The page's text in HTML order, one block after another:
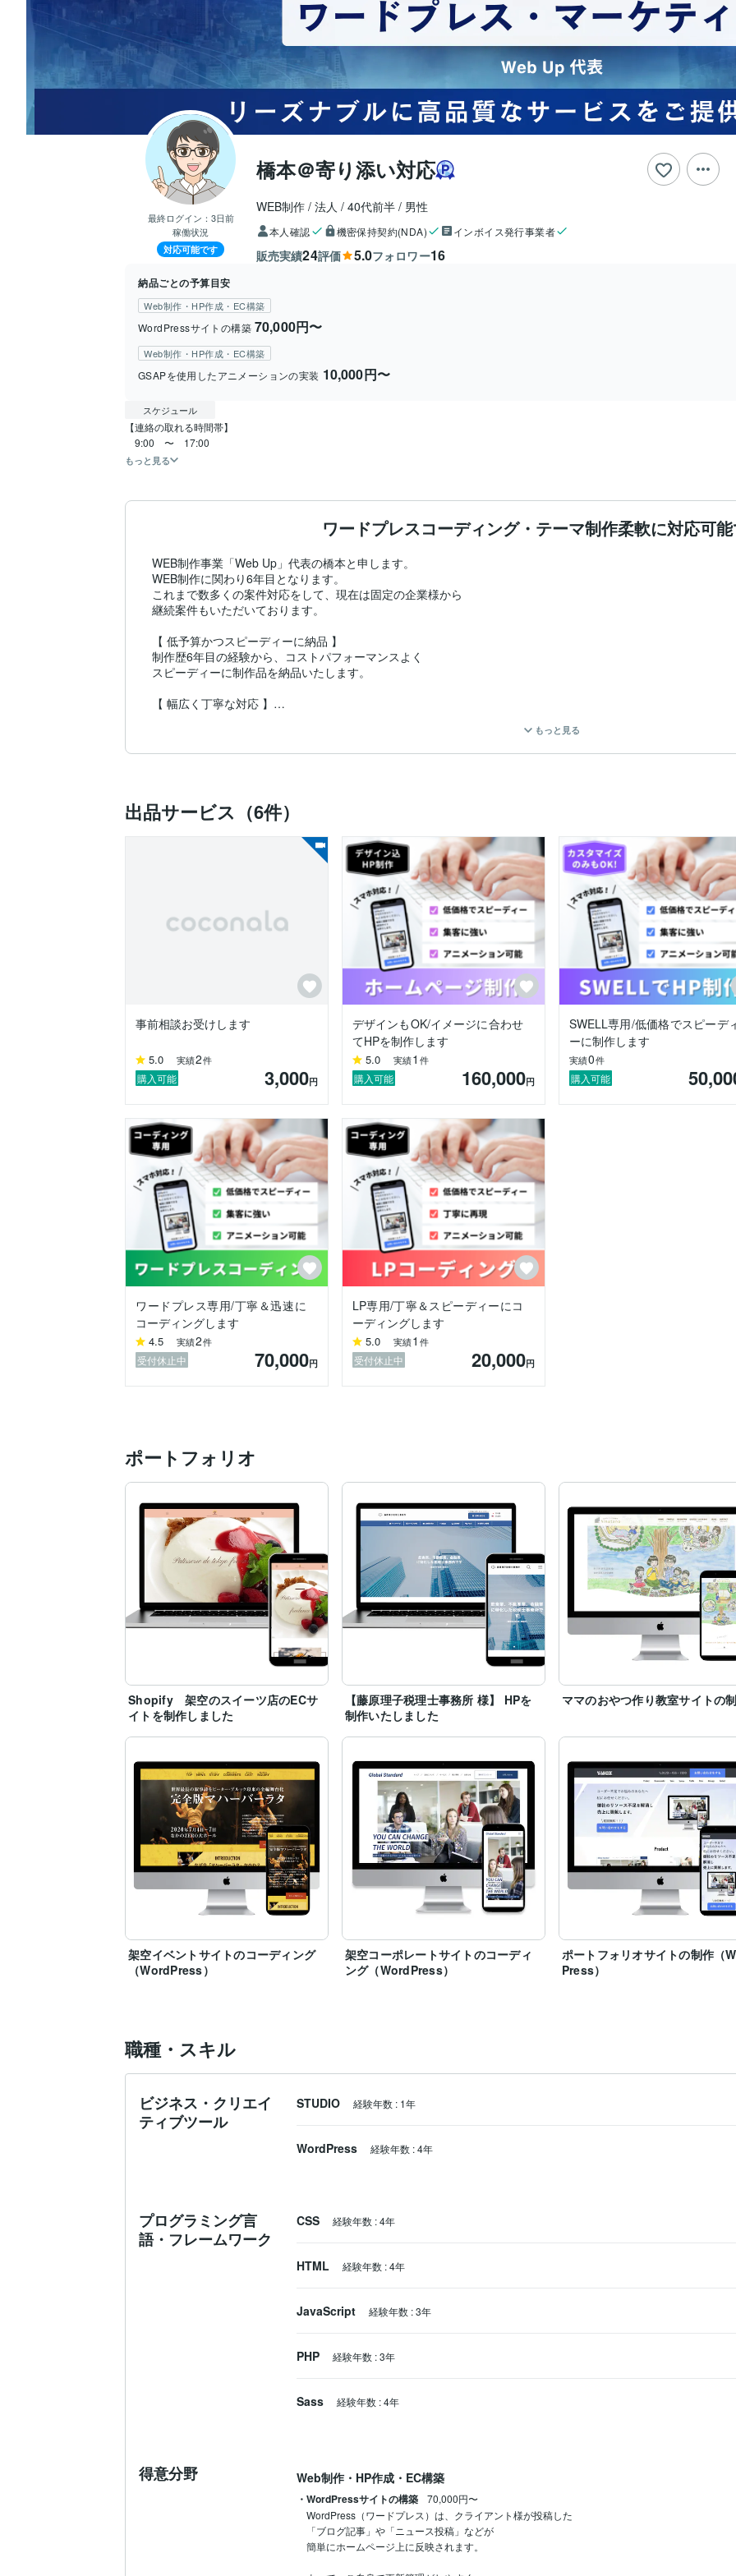
最終ログイン： 3日前
稼働状況
対応可能です
橋本＠寄り添い対応
WEB制作 法人 40代前半 男性
本人確認 機密保持契約(NDA) インボイス発行事業者
販売実績24評価 5.0フォロワー16
納品ごとの予算目安
Web制作・HP作成・EC構築
WordPressサイトの構築 70,000円〜
Web制作・HP作成・EC構築
GSAPを使用したアニメーションの実装 10,000円〜
スケジュール
【連絡の取れる時間帯】
もっと見る
ワードプレスコーディング・テーマ制作柔軟に対応可
WEB制作事業「Web Up」代表の橋本と申します。
WEB制作に関わり6年目となります。
これまで数多くの案件対応をして、現在は固定の企業様から
継続案件もいただいております。
【 低予算かつスピーディーに納品 】
制作歴6年目の経験から、コストパフォーマンスよく
スピーディーに制作品を納品いたします。
【 幅広く丁寧な対応 】
Web知識が無い方にも安心いただけるよう
スクロール時やサイト表示時にふわりと
・HTML/Sass/JavaScript/を使用したコーディング
・サイトリリース後の保守運用サポート
・GSAPを使ったCSSアニメーション
・GSAP
8:00　〜　21:00
連絡は常時チェックしています。
急ぎの案件等もお気軽にご相談ください。
【実績】
・WEB制作歴　6年目
・固定企業様と継続案件
・コーディング案件多数納品
・有料テーマを使用したWordPressサイトの構築
・オリジナルWordPressサイトの構築
・JavaScriptを用いた自動見積もりシステム構築
【過去の経験】
・10年以上経理事務の仕事に従事
・日商簿記2級取得
Web制作事業に携わる以前から、長年、経理業務に携わっていた経験があります。
毎日、何十行もの仕訳入力を慎重かつ迅速に行ってきました。
経理職で培ってきた正確さと速さを活かし、WEB制作でも
デザインに忠実にスピーディーで丁寧なコーディングを実装いたします。
・課題を解決するために新たな技術に対してもチャレンジしていきます
どうぞメッセージにてお気軽にお声がけください。
もっと見る
出品サービス（6件）
事前相談お受けします
5.0 実績2件
購入可能 3,000円
デザインもOK/イメージに合わせ
てHPを制作します
5.0 実績1 件
購入可能 160,000円
SWELL専用/低価格でスピーデ
ーに制作します
実績0件
購入可能
ワードプレス専用/丁寧＆迅速に
コーディングします
4.5 実績2件
受付休止中 70,000円
LP専用/丁寧＆スピーディーにコ
ーディングします
5.0 実績1 件
受付休止中 20,000円
ポートフォリオ
Shopify 架空のスイーツ店のECサ
イトを制作しました
【藤原理子税理士事務所 様】 HPを
制作いたしました
ママのおやつ作り教室サイトの
架空イベントサイトのコーディング
（WordPress）
架空コーポレートサイトのコーディ
ング（WordPress）
ポートフォリオサイトの制作（
Press）
職種・スキル
ビジネス・クリエイ
ティブツール
STUDIO 経験年数 : 1年
WordPress 経験年数 :4年
プログラミング言
語・フレームワーク
CSS 経験年数 :4年
HTML 経験年数 :4年
JavaScript 経験年数 :3年
PHP 経験年数 :3年
Sass 経験年数 :4年
得意分野 Web制作・HP作成・EC構築
・WordPressサイトの構築
70,000円〜
WordPress（ワードプレス）は、クライアント様が投稿した
「ブログ記事」や「ニュース投稿」などが
簡単にホームページ上に反映されます。